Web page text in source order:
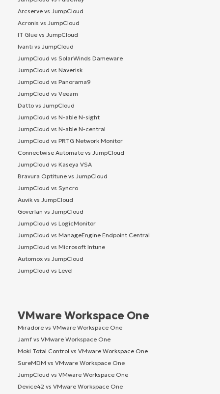
Arcserve vs JumpCloud
Acronis vs JumpCloud
IT Glue vs JumpCloud
Ivanti vs JumpCloud
JumpCloud vs SolarWinds Dameware
JumpCloud vs Naverisk
JumpCloud vs Panorama9
JumpCloud vs Veeam
Datto vs JumpCloud
JumpCloud vs N-able N-sight
JumpCloud vs N-able N-central
JumpCloud vs PRTG Network Monitor
Connectwise Automate vs JumpCloud
JumpCloud vs Kaseya VSA
Bravura Optitune vs JumpCloud
JumpCloud vs Syncro
Auvik vs JumpCloud
Goverlan vs JumpCloud
JumpCloud vs LogicMonitor
JumpCloud vs ManageEngine Endpoint Central
JumpCloud vs Microsoft Intune
Automox vs JumpCloud
JumpCloud vs Level
VMware Workspace One
Miradore vs VMware Workspace One
Jamf vs VMware Workspace One
Moki Total Control vs VMware Workspace One
SureMDM vs VMware Workspace One
JumpCloud vs VMware Workspace One
Device42 vs VMware Workspace One